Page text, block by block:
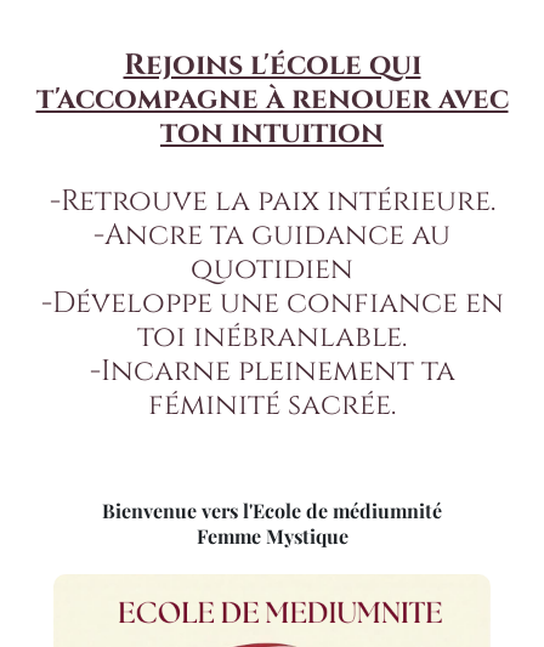
Rejoins l'école qui
t'accompagne à renouer avec
ton intuition
-Retrouve la paix intérieure.
-Ancre ta guidance au
quotidien
-Développe une confiance en
toi inébranlable.
-Incarne pleinement ta
féminité sacrée.
Bienvenue vers l'Ecole de médiumnité
Femme Mystique